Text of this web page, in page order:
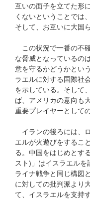
互いの面子を立てた形
くないということでは
そして、お互いに大国
この状況で一番の不
な脅威となっているの
意を守るかどうかとい
ラエルに対する国際社
を示している。そして
ば、アメリカの意向も
重要プレイヤーとして
イランの後ろには、
エルが火遊びをするこ
る。中国をはじめとす
スト)」はイスラエル
ライナ戦争と同じ構図
に対しての批判派より
て、イスラエルを支持